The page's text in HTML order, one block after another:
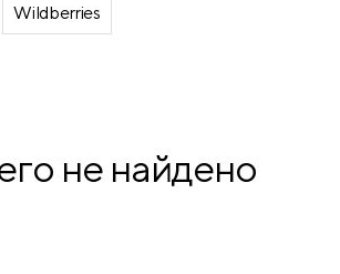
Wildberries
не найдено